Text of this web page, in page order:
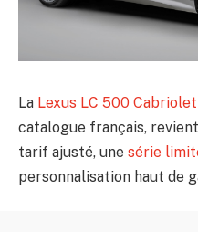
La Lexus LC 500 Cabriolet
catalogue français,
tarif ajusté, une série
personnalisation haut de